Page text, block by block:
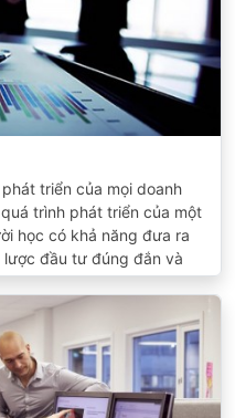
triển của mọi doanh
trình phát triển của một
học có khả năng đưa ra
đầu tư đúng đắn và